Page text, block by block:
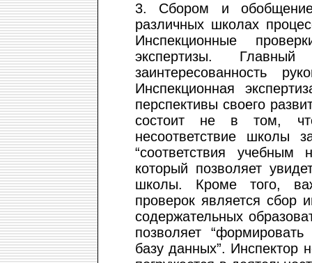
3. Сбором и
различных школах
Инспекционные
экспертизы.
заинтересованность
Инспекционная
перспективы своего
состоит не в том,
несоответствие школы
“соответствия
который позволяет
школы. Кроме того,
проверок является сбор
содержательных
позволяет
базу данных”. Инспектор